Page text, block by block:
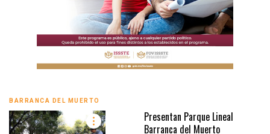
BARRANCA DEL MUERTO
Presentan Parque Lineal
Barranca del Muerto